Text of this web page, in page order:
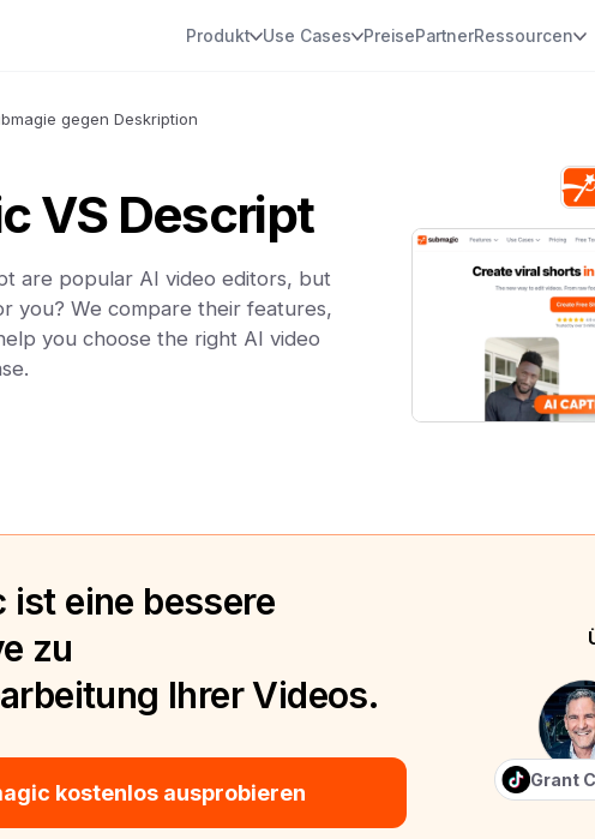
Produkt Use Cases PreisePartnerRessourcen
gegen Deskription
VS Descript
are popular AI video editors, but
you? We compare their features,
you choose the right AI video
ist eine bessere
zu
Ihrer Videos.
kostenlos ausprobieren
Grant